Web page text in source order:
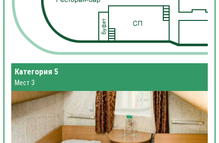
Категория 5
Мест 3